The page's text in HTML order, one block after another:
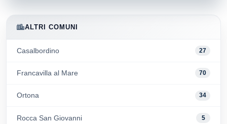
ALTRI COMUNI
Casalbordino 27
Francavilla al Mare 70
Ortona 34
Rocca San Giovanni 5